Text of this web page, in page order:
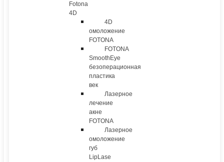
Fotona
4D
4D
омоложение
FOTONA
FOTONA
SmoothEye
безоперационная
пластика
век
Лазерное
лечение
акне
FOTONA
Лазерное
омоложение
губ
LipLase